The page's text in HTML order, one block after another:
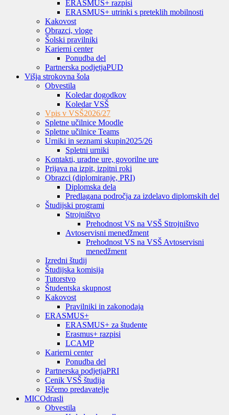
ERASMUS+ razpisi
ERASMUS+ utrinki s preteklih mobilnosti
Kakovost
Obrazci, vloge
Šolski pravilniki
Karierni center
Ponudba del
Partnerska podjetjaPUD
Višja strokovna šola
Obvestila
Koledar dogodkov
Koledar VSŠ
Vpis v VSŠ2026/27
Spletne učilnice Moodle
Spletne učilnice Teams
Urniki in seznami skupin2025/26
Spletni urniki
Kontakti, uradne ure, govorilne ure
Prijava na izpit, izpitni roki
Obrazci (diplomiranje, PRI)
Diplomska dela
Predlagana področja za izdelavo diplomskih del
Študijski programi
Strojništvo
Prehodnost VS na VSŠ Strojništvo
Avtoservisni menedžment
Prehodnost VS na VSŠ Avtoservisni
menedžment
Izredni študij
Študijska komisija
Tutorstvo
Študentska skupnost
Kakovost
Pravilniki in zakonodaja
ERASMUS+
ERASMUS+ za študente
Erasmus+ razpisi
LCAMP
Karierni center
Ponudba del
Partnerska podjetjaPRI
Cenik VSŠ študija
Iščemo predavatelje
MICOdrasli
Obvestila